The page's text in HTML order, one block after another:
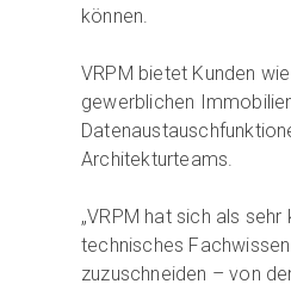
können.
VRPM bietet Kunden
gewerblichen
Architekturteams.
„VRPM hat sich als
technisches
zuzuschneiden – von